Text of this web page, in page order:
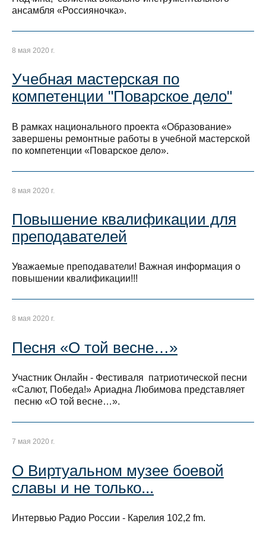
ансамбля «Россияночка».
8 мая 2020 г.
Учебная мастерская по
компетенции "Поварское дело"
В рамках национального проекта «Образование»
завершены ремонтные работы в учебной мастерской
по компетенции «Поварское дело».
8 мая 2020 г.
Повышение квалификации для
преподавателей
Уважаемые преподаватели! Важная информация о
повышении квалификации!!!
8 мая 2020 г.
Песня «О той весне…»
Участник Онлайн - Фестиваля патриотической песни
«Салют, Победа!» Ариадна Любимова представляет
песню «О той весне…».
7 мая 2020 г.
О Виртуальном музее боевой
славы и не только...
Интервью Радио России - Карелия 102,2 fm.